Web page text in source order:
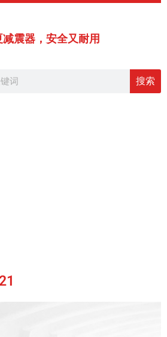
减震器，安全又耐用
搜索